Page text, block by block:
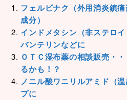
フェルビナク（外用消炎鎮
成分）
インドメタシン（非ステロ
バンテリンなどに
ＯＴＣ湿布薬の相談販売・
るかも！？
ノニル酸ワニリルアミド（
プに